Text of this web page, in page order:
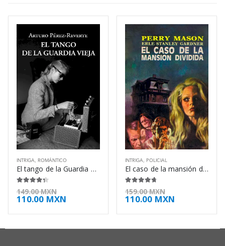
INTRIGA, ROMÁNTICO
El tango de la Guardia Vieja – Arturo Pérez-Reverte
4.25 de 5
149.00MXN
110.00 MXN
INTRIGA, POLICIAL
El caso de la mansión dividida – Erle Stanley Gardner
4.63 de 5
159.00MXN
110.00 MXN